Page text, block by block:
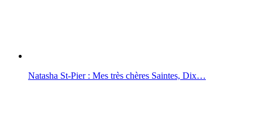
Natasha St-Pier : Mes très chères Saintes, Dix…